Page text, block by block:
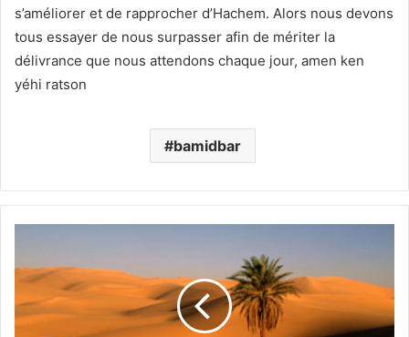
s’améliorer et de rapprocher d’Hachem. Alors nous devons
tous essayer de nous surpasser afin de mériter la
délivrance que nous attendons chaque jour, amen ken
yéhi ratson
bamidbar